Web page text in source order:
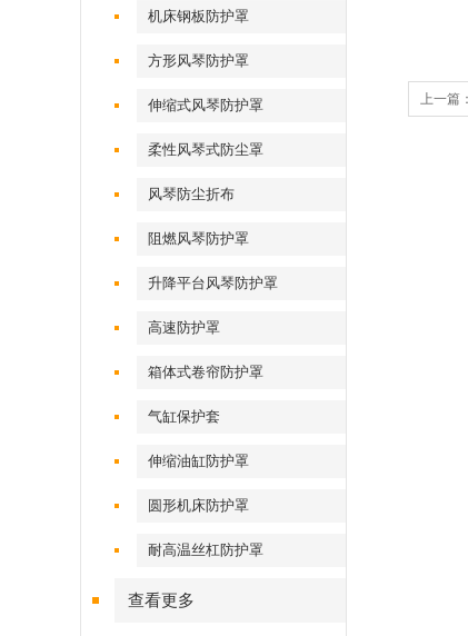
机床钢板防护罩
方形风琴防护罩
伸缩式风琴防护罩
柔性风琴式防尘罩
风琴防尘折布
阻燃风琴防护罩
升降平台风琴防护罩
高速防护罩
箱体式卷帘防护罩
气缸保护套
伸缩油缸防护罩
圆形机床防护罩
耐高温丝杠防护罩
查看更多
上一篇：